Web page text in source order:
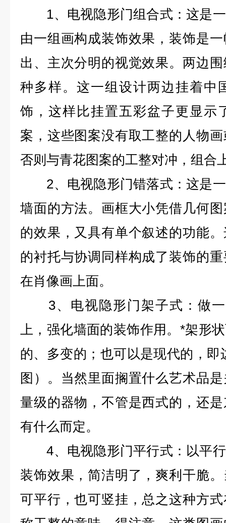
1、电视隐形门组合式：这是一
由一组画构成装饰效果，装饰是
出、主次分明的视觉效果。两边
种多样。这一组设计两边挂着中
饰，这样比挂置五彩盆子更显示
案，这些图案没有取工整的人物
否则与青花图案的工整对冲，组合
2、电视隐形门错落式：这是一
墙面的方法。画框大小凭借几何
的效果，又具有单个叙述的功能
的衬托与协调同样构成了装饰的
在肖像画上面。
3、电视隐形门架子式：做一
上，强化墙面的装饰作用。*架形
的、多变的；也可以是现代的，
图）。当然里面搁置什么艺术品
量级的器物，不管是西式的，还
有什么而定。
4、电视隐形门平行式：以平行
装饰效果，简洁明了，爽利干脆
可平行，也可竖挂，总之这种方